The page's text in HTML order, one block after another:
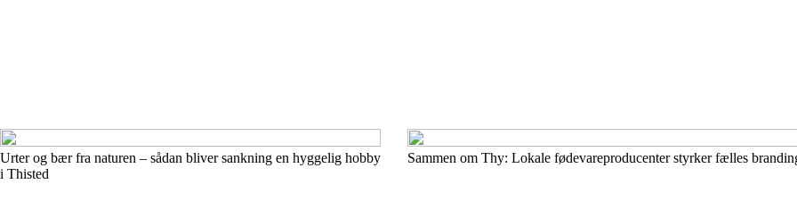
Urter og bær fra naturen – sådan bliver sankning en hyggelig hobby
i Thisted
Sammen om Thy: Lokale fødevareproducenter styrker fælles